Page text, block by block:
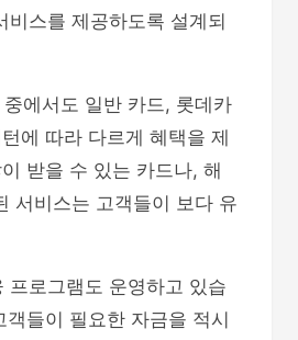
스를 제공하도록 설계되
에서도 일반 카드, 롯데카
에 따라 다르게 혜택을 제
받을 수 있는 카드나, 해
서비스는 고객들이 보다 유
프로그램도 운영하고 있습
들이 필요한 자금을 적시